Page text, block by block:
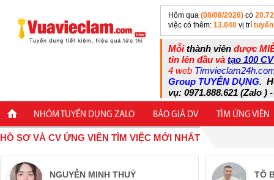
Hôm qua (08/08/2026) có
việc có thêm: 13.040 vị trí
Mỗithành viên được
tin lên đầu và tạo 100
4 web
Group TUYỂN DỤNG.
vụ: 0971.888.621 (Zalo )
NHÓM TUYỂN DỤNG ZALO BÁO GIÁ DV TÌM ỨNG VIÊN
HỒ SƠ VÀ CV ỨNG VIÊN TÌM VIỆC MỚI NHẤT
NGUYỄN MINH THUÝ TÔ